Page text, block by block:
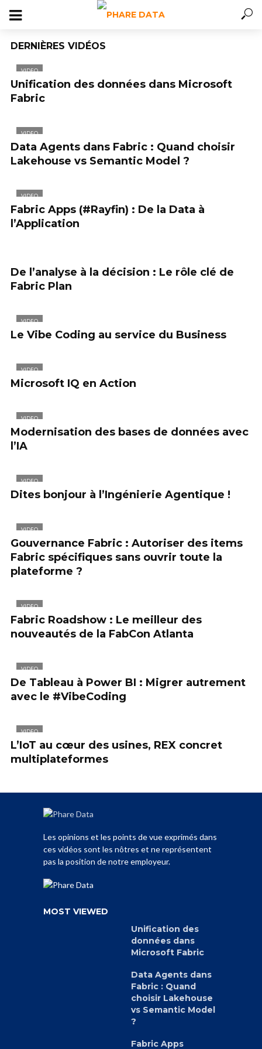
DERNIÈRES VIDÉOS
VIDEO
Unification des données dans Microsoft
Fabric
VIDEO
Data Agents dans Fabric : Quand choisir
Lakehouse vs Semantic Model ?
VIDEO
Fabric Apps (#Rayfin) : De la Data à
l’Application
De l’analyse à la décision : Le rôle clé de
Fabric Plan
VIDEO
Le Vibe Coding au service du Business
VIDEO
Microsoft IQ en Action
VIDEO
Modernisation des bases de données avec
l’IA
VIDEO
Dites bonjour à l’Ingénierie Agentique !
VIDEO
Gouvernance Fabric : Autoriser des items
Fabric spécifiques sans ouvrir toute la
plateforme ?
VIDEO
Fabric Roadshow : Le meilleur des
nouveautés de la FabCon Atlanta
VIDEO
De Tableau à Power BI : Migrer autrement
avec le #VibeCoding
VIDEO
L’IoT au cœur des usines, REX concret
multiplateformes
Les opinions et les points de vue exprimés dans
ces vidéos sont les nôtres et ne représentent
pas la position de notre employeur.
MOST VIEWED
Unification des
données dans
Microsoft Fabric
Data Agents dans
Fabric : Quand
choisir Lakehouse
vs Semantic Model
?
Fabric Apps